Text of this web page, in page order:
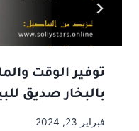
توفير الوقت
بالبخار صديق
فبراير 23, 2024